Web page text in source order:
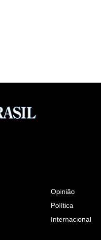
Opinião
Política
Internacional